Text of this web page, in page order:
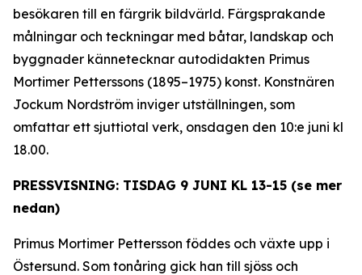
besökaren till en färgrik bildvärld. Färgsprakande
målningar och teckningar med båtar, landskap och
byggnader kännetecknar autodidakten Primus
Mortimer Petterssons (1895–1975) konst. Konstnären
Jockum Nordström inviger utställningen, som
omfattar ett sjuttiotal verk, onsdagen den 10:e juni kl
18.00.
PRESSVISNING: TISDAG 9 JUNI KL 13-15 (se mer
nedan)
Primus Mortimer Pettersson föddes och växte upp i
Östersund. Som tonåring gick han till sjöss och